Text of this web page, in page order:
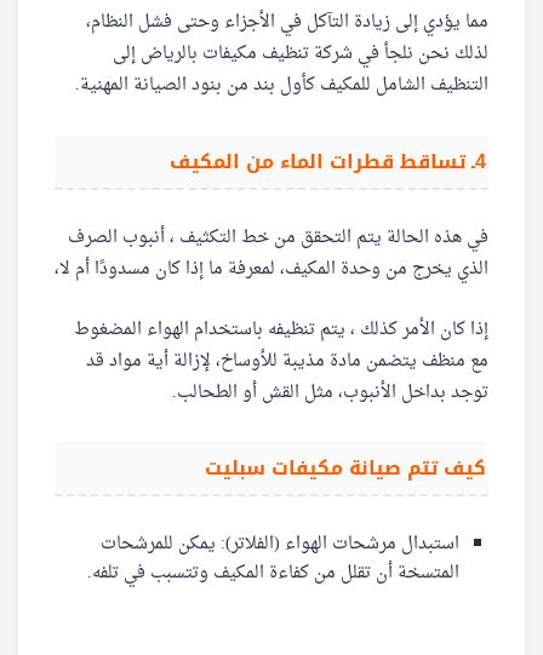
مما يؤدي إلى زيادة التآكل في الأجزاء وحتى فشل النظام،
لذلك نحن نلجأ في شركة تنظيف مكيفات بالرياض إلى
التنظيف الشامل للمكيف كأول بند من بنود الصيانة المهنية.
4ـ تساقط قطرات الماء من المكيف
في هذه الحالة يتم التحقق من خط التكثيف ، أنبوب الصرف
الذي يخرج من وحدة المكيف، لمعرفة ما إذا كان مسدودًا أم لا،
إذا كان الأمر كذلك ، يتم تنظيفه باستخدام الهواء المضغوط
مع منظف يتضمن مادة مذيبة للأوساخ، لإزالة أية مواد قد
توجد بداخل الأنبوب، مثل القش أو الطحالب.
كيف تتم صيانة مكيفات سبليت
استبدال مرشحات الهواء (الفلاتر): يمكن للمرشحات
المتسخة أن تقلل من كفاءة المكيف وتتسبب في تلفه.